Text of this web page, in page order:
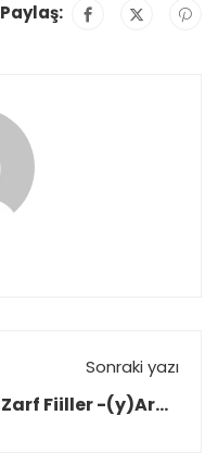
Paylaş:
Sonraki yazı
Zarf Fiiller -(y)ArAk